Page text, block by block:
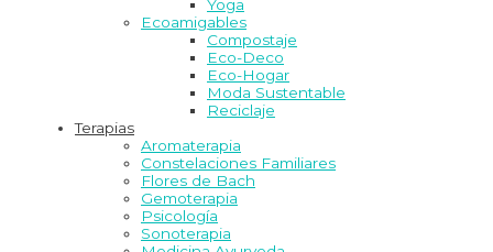
Yoga
Ecoamigables
Compostaje
Eco-Deco
Eco-Hogar
Moda Sustentable
Reciclaje
Terapias
Aromaterapia
Constelaciones Familiares
Flores de Bach
Gemoterapia
Psicología
Sonoterapia